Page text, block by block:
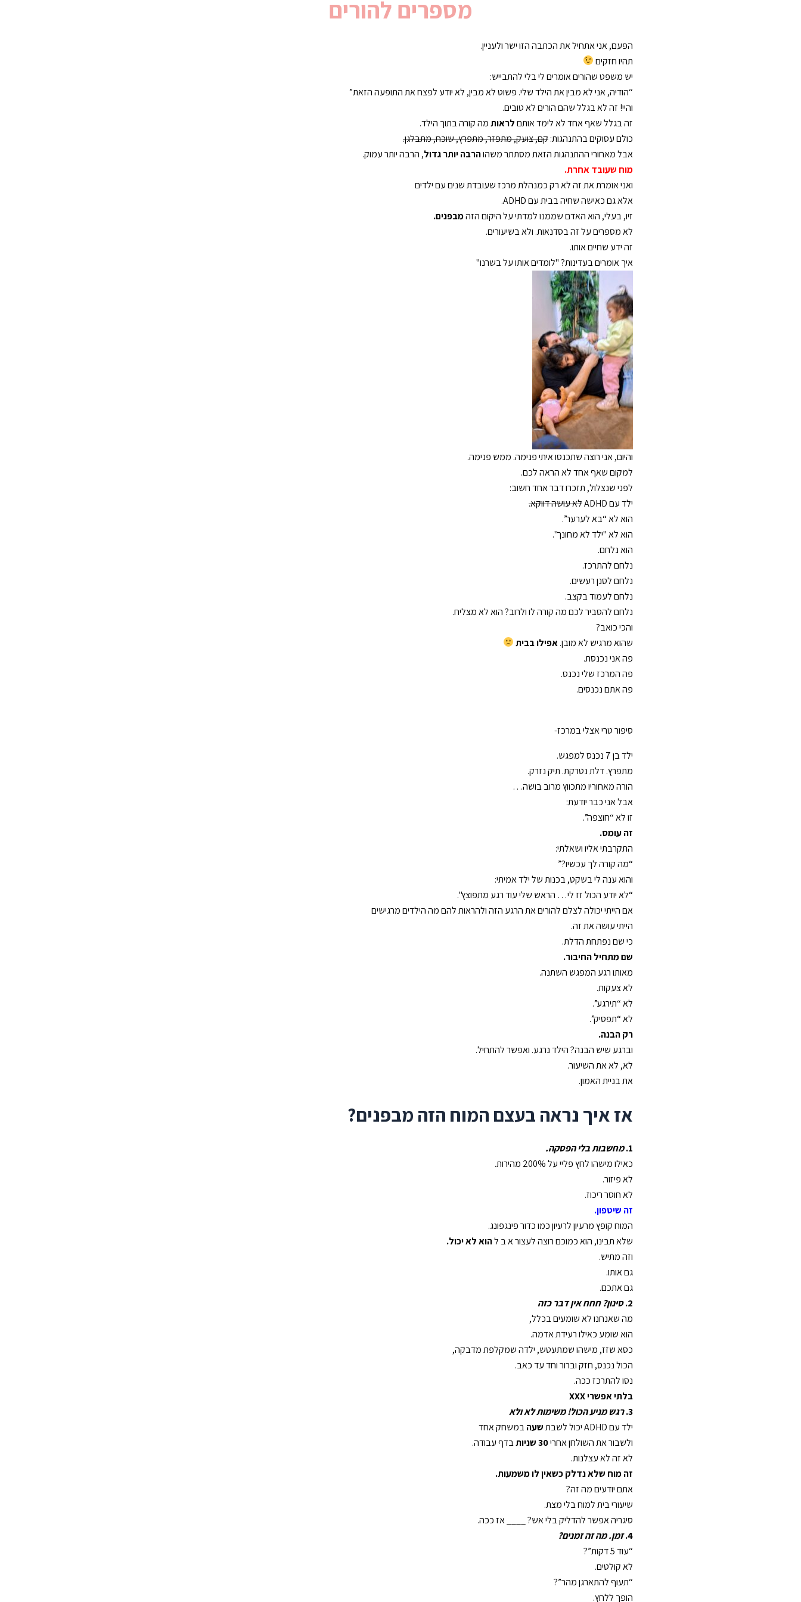
מספרים להורים
הפעם, אני אתחיל את הכתבה הזו ישר ולעניין.
תהיו חזקים
יש משפט שהורים אומרים לי בלי להתבייש:
“הודיה, אני לא מבין את הילד שלי. פשוט לא מבין, לא יודע לפצח את התופעה הזאת”
והיי! זה לא בגלל שהם הורים לא טובים.
זה בגלל שאף אחד לא לימד אותםלראותמה קורה בתוך הילד.
כולם עסוקים בהתנהגות:קם, צועק, מתפזר, מתפרץ, שוכח, מתבלגן.
אבל מאחורי ההתנהגות הזאת מסתתר משהוהרבה יותר גדול, הרבה יותר עמוק.
מוח שעובד אחרת.
ואני אומרת אתזה לא רק כמנהלת מרכז שעובדת שנים עם ילדים
אלא גם כאישהשחיה בבית עם ADHD.
זיו, בעלי, הוא האדם שממנו למדתי על היקום הזהמבפנים.
לא מספרים על זה בסדנאות. ולא בשיעורים.
זה ידע שחיים אותו.
איך אומרים בעדינות? "לומדים אותו על בשרנו"
והיום, אני רוצה שתכנסו איתי פנימה. ממש פנימה.
למקום שאף אחד לא הראה לכם.
לפני שנצלול, תזכרו דבר אחד חשוב:
ילד עם ADHD
לא עושה דווקא.
הוא לא “בא לערער”.
הוא לא "ילד לא מחונך".
הוא נלחם.
נלחם להתרכז.
נלחם לסנן רעשים.
נלחם לעמוד בקצב.
נלחם להסביר לכם מה קורה לו ולרוב? הוא לא מצליח.
והכי כואב?
שהוא מרגיש לא מובן.אפילו בבית
פה אני נכנסת.
פה המרכז שלי נכנס.
פה אתם נכנסים.
סיפור טרי אצלי במרכז-
ילד בן 7 נכנס למפגש.
מתפרץ. דלת נטרקת. תיק נזרק.
הורה מאחוריו מתכווץ מרוב בושה…
אבל אני כבר יודעת:
זו לא “חוצפה”.
זה עומס.
התקרבתי אליו ושאלתי:
“מה קורה לך עכשיו?”
והוא ענה לי בשקט, בכנות של ילד אמיתי:
“לא יודע הכול זז לי… הראש שלי עוד רגע מתפוצץ".
אם הייתי יכולה לצלם להורים את הרגע הזה ולהראות להם מה הילדים מרגישים
הייתי עושה את זה.
כי שם נפתחת הדלת.
שם מתחיל החיבור.
מאותו רגע המפגש השתנה.
לא צעקות.
לא “תירגע”.
לא “תפסיק”.
רק הבנה.
וברגע שיש הבנה? הילד נרגע. ואפשר להתחיל.
לא, לא את השיעור.
את בניית האמון.
אז איך נראה בעצם המוח הזה מבפנים?
1. מחשבות בלי הפסקה.
כאילו מישהו לחץ פליי על 200% מהירות.
לא פיזור.
לא חוסר ריכוז.
זה שיטפון.
המוח קופץ מרעיון לרעיון כמו כדור פינגפונג.
שלא תבינו, הוא כמוכם רוצה לעצור א ב להוא לא יכול.
וזה מתיש.
גם אותו.
גם אתכם.
2. סינון? חחח אין דבר כזה
מה שאנחנו לא שומעים בכלל,
הוא שומע כאילו רעידת אדמה.
כסא שזז, מישהו שמתעטש, ילדה שמקלפת מדבקה,
הכול נכנס, חזק וברור וחד עד כאב.
נסו להתרכז ככה.
בלתי אפשרי XXX
3. רגש מניע הכול! משימות לא ולא
ילד עם ADHD יכול לשבת
שעהבמשחק אחד
ולשבור את השולחן אחרי30 שניות
בדף עבודה.
לא זה לא עצלנות.
זה מוח שלא נדלק כשאין לו משמעות.
אתם יודעים מה זה?
שיעורי בית למוח בלי מצת.
סיגריה אפשר להדליק בלי אש? ____ אז ככה.
4. זמן. מה זה זמנים?
“עוד 5 דקות”?
לא קולטים.
“תעוף להתארגן מהר”?
הופך ללחץ.